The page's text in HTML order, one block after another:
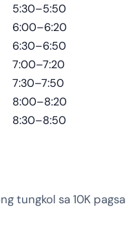
5:30–5:50
6:00–6:20
6:30–6:50
7:00–7:20
7:30–7:50
8:00–8:20
8:30–8:50
tungkol sa 10K